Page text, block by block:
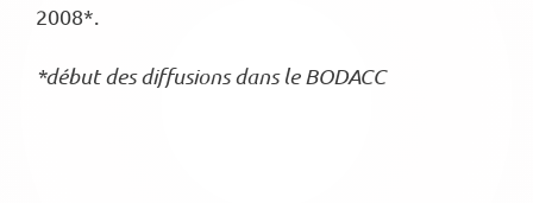
2008*.
*début des diffusions dans le BODACC